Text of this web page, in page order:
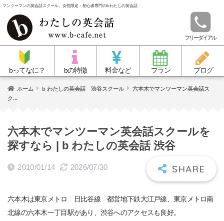
マンツーマンの英会話スクール、女性限定・初心者専門のb わたしの英会話
フリーダイアル
bってなに？ bの特徴 料金など プラン ブログ
ホーム b わたしの英会話 渋谷スクール
六本木でマンツーマン英会話ス
ク...
六本木でマンツーマン英会話スクールを
探すなら | b わたしの英会話 渋谷
2010/01/14 2026/07/30
六本木は東京メトロ 日比谷線 都営地下鉄大江戸線、東京メトロ南
北線の六本木一丁目駅があり、渋谷へのアクセスも良好。